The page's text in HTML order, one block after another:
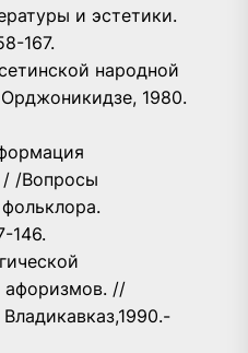
и эстетики.
167.
народной
1980.
/ /Вопросы
146.
афоризмов. //